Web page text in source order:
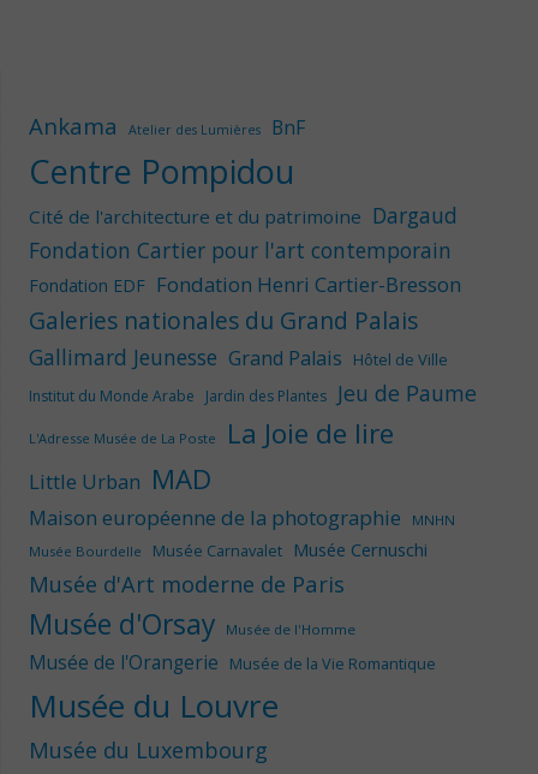
Ankama Atelier des Lumières BnF
Centre Pompidou
Cité de l'architecture et du patrimoine Dargaud
Fondation Cartier pour l'art contemporain
Fondation EDF Fondation Henri Cartier-Bresson
Galeries nationales du Grand Palais
Gallimard Jeunesse Grand Palais Hôtel de Ville
Institut du Monde Arabe Jardin des Plantes Jeu de Paume
L'Adresse Musée de La Poste La Joie de lire
Little Urban MAD
Maison européenne de la photographie
MNHN
Musée Bourdelle
Musée Carnavalet Musée Cernuschi
Musée d'Art moderne de Paris
Musée d'Orsay Musée de l'Homme
Musée de l'Orangerie Musée de la Vie Romantique
Musée du Louvre
Musée du Luxembourg